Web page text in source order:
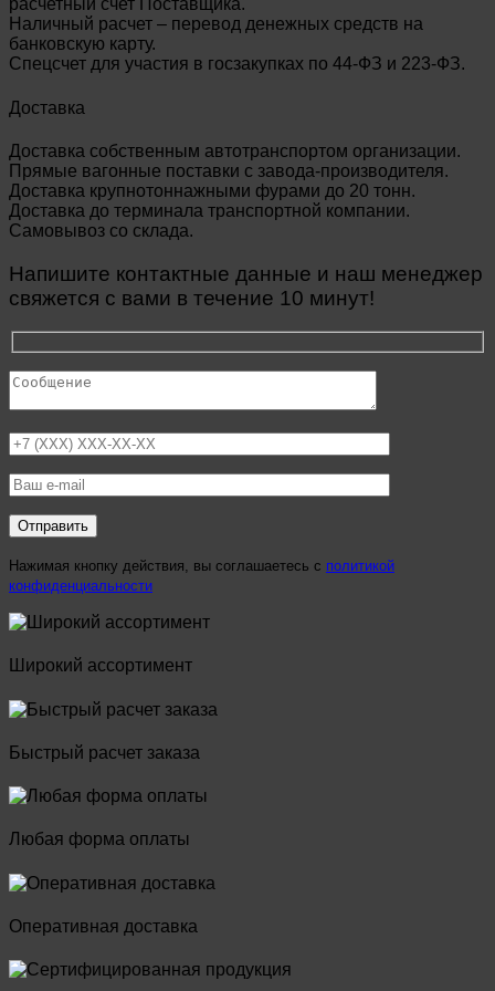
расчетный счет Поставщика.
Наличный расчет – перевод денежных средств на
банковскую карту.
Спецсчет для участия в госзакупках по 44-ФЗ и 223-ФЗ.
Доставка
Доставка собственным автотранспортом организации.
Прямые вагонные поставки с завода-производителя.
Доставка крупнотоннажными фурами до 20 тонн.
Доставка до терминала транспортной компании.
Самовывоз со склада.
Напишите контактные данные и наш менеджер
свяжется с вами в течение 10 минут!
Нажимая кнопку действия, вы соглашаетесь с политикой
конфиденциальности
Широкий ассортимент
Быстрый расчет заказа
Любая форма оплаты
Оперативная доставка